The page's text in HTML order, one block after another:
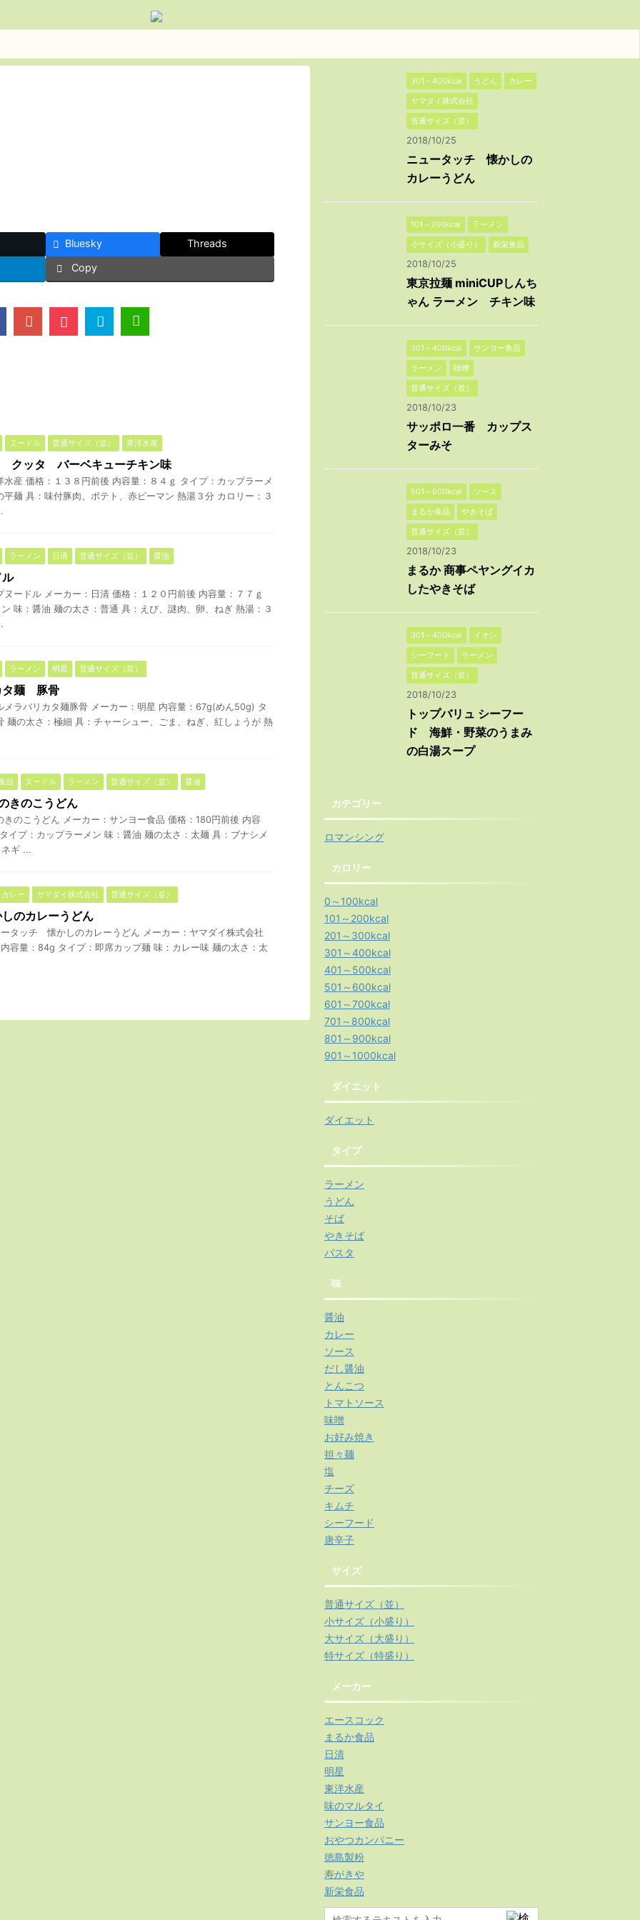
Bluesky
Threads
Copy
ヌードル 普通サイズ（並） 東洋水産
ッタ バーベキューチキン味
水産 価格：１３８円前後 内容量：８４ｇ タイプ：カップラーメ
平麺 具：味付豚肉、ポテト、赤ピーマン 熱湯３分 カロリー：３
ラーメン 日清 普通サイズ（並） 醤油
ヌードル メーカー：日清 価格：１２０円前後 内容量：７７ｇ
味：醤油 麺の太さ：普通 具：えび、謎肉、卵、ねぎ 熱湯：３
ラーメン 明星 普通サイズ（並）
タ麺 豚骨
メラバリカタ麺豚骨 メーカー：明星 内容量：67g(めん50g) タ
麺の太さ：極細 具：チャーシュー、ごま、ねぎ、紅しょうが 熱
品 ヌードル ラーメン 普通サイズ（並） 醤油
きのこうどん
きのこうどん メーカー：サンヨー食品 価格：180円前後 内容
イプ：カップラーメン 味：醤油 麺の太さ：太麺 具：ブナシメ
ギ ...
カレー ヤマダイ株式会社 普通サイズ（並）
のカレーうどん
タッチ 懐かしのカレーうどん メーカー：ヤマダイ株式会社
容量：84g タイプ：即席カップ麺 味：カレー味 麺の太さ：太
301～400kcal うどん
カレー
ヤマダイ株式会社
普通サイズ（並）
2018/10/25
ニュータッチ 懐かしの
カレーうどん
101～200kcal
ラーメン
小サイズ（小盛り）
新栄食品
2018/10/25
東京拉麺 miniCUPしんち
ゃん ラーメン チキン味
301～400kcal
サンヨー食品
ラーメン
味噌
普通サイズ（並）
2018/10/23
サッポロ一番 カップス
ターみそ
501～600kcal
ソース
まるか食品
やきそば
普通サイズ（並）
2018/10/23
まるか 商事ペヤングイカ
したやきそば
301～400kcal
イオン
シーフード
ラーメン
普通サイズ（並）
2018/10/23
トップバリュ シーフー
ド 海鮮・野菜のうまみ
の白湯スープ
カテゴリー
ロマンシング
カロリー
0～100kcal
101～200kcal
201～300kcal
301～400kcal
401～500kcal
501～600kcal
601～700kcal
701～800kcal
801～900kcal
901～1000kcal
ダイエット
ダイエット
タイプ
ラーメン
うどん
そば
やきそば
パスタ
味
醤油
カレー
ソース
だし醤油
とんこつ
トマトソース
味噌
お好み焼き
担々麺
塩
チーズ
キムチ
シーフード
唐辛子
サイズ
普通サイズ（並）
小サイズ（小盛り）
大サイズ（大盛り）
特サイズ（特盛り）
メーカー
エースコック
まるか食品
日清
明星
東洋水産
味のマルタイ
サンヨー食品
おやつカンパニー
徳島製粉
寿がきや
新栄食品